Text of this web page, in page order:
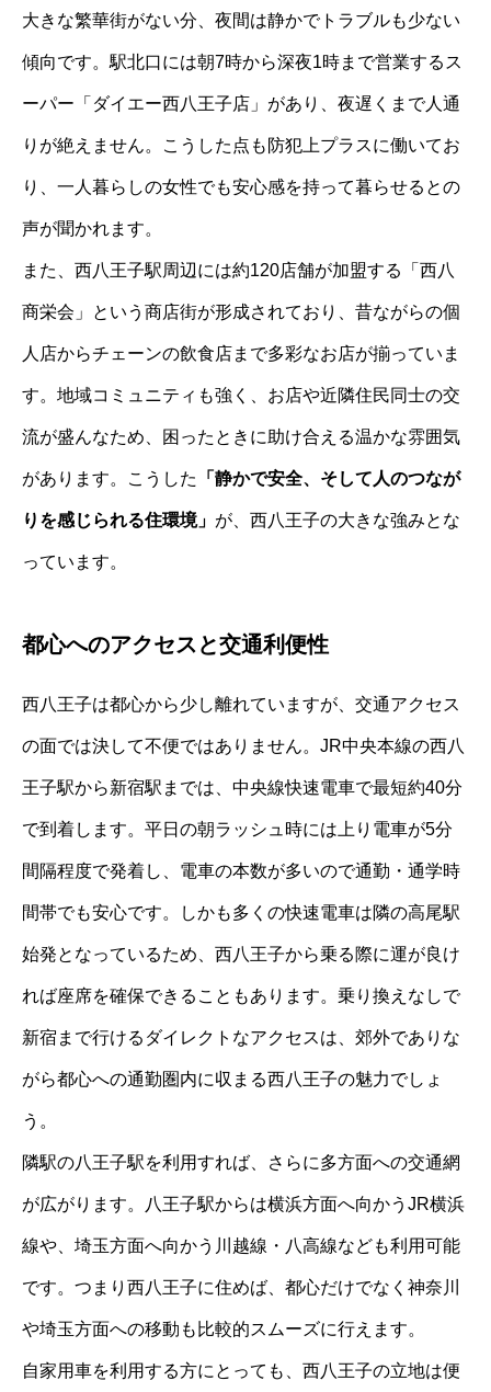
大きな繁華街がない分、夜間は静かでトラブルも少ない
傾向です。駅北口には朝7時から深夜1時まで営業するス
ーパー「ダイエー西八王子店」があり、夜遅くまで人通
りが絶えません。こうした点も防犯上プラスに働いてお
り、一人暮らしの女性でも安心感を持って暮らせるとの
声が聞かれます。
また、西八王子駅周辺には約120店舗が加盟する「西八
商栄会」という商店街が形成されており、昔ながらの個
人店からチェーンの飲食店まで多彩なお店が揃っていま
す。地域コミュニティも強く、お店や近隣住民同士の交
流が盛んなため、困ったときに助け合える温かな雰囲気
があります。こうした 「静かで安全、そして人のつなが
りを感じられる住環境」 が、西八王子の大きな強みとな
っています。
都心へのアクセスと交通利便性
西八王子は都心から少し離れていますが、交通アクセス
の面では決して不便ではありません。JR中央本線の西八
王子駅から新宿駅までは、中央線快速電車で最短約40分
で到着します。平日の朝ラッシュ時には上り電車が5分
間隔程度で発着し、電車の本数が多いので通勤・通学時
間帯でも安心です。しかも多くの快速電車は隣の高尾駅
始発となっているため、西八王子から乗る際に運が良け
れば座席を確保できることもあります。乗り換えなしで
新宿まで行けるダイレクトなアクセスは、郊外でありな
がら都心への通勤圏内に収まる西八王子の魅力でしょ
う。
隣駅の八王子駅を利用すれば、さらに多方面への交通網
が広がります。八王子駅からは横浜方面へ向かうJR横浜
線や、埼玉方面へ向かう川越線・八高線なども利用可能
です。つまり西八王子に住めば、都心だけでなく神奈川
や埼玉方面への移動も比較的スムーズに行えます。
自家用車を利用する方にとっても、西八王子の立地は便